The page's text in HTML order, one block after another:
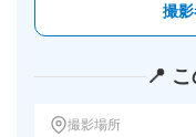
撮
📍 こ
撮影場所